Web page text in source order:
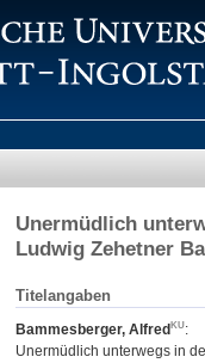
Unermüdlich
Ludwig Zehetner
Titelangaben
Bammesberger, Alfred
:
Unermüdlich unterwegs in